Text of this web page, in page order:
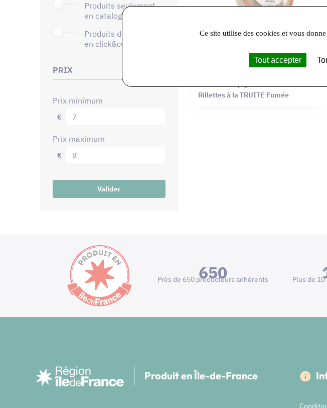
produits seulement
en catalogue
produits disponibles
en click&collect
PRIX
prix minimum
€
prix maximum
€
Valider
Ecailles & Compagnie
Rillettes à la TRUITE Fumée
650
Près de 650 producteurs adhérents Plus de
Produit en Île-de-France
Ce site utilise des cookies et vous
Tout accepter